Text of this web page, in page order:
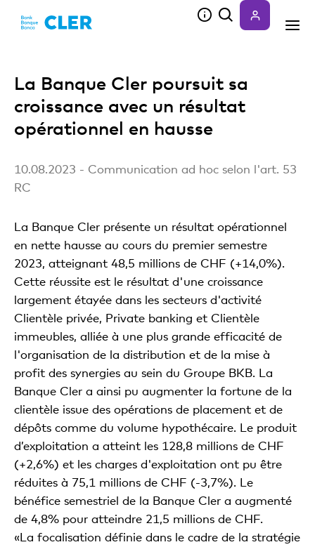
La Banque Cler poursuit sa
croissance avec un résultat
opérationnel en hausse
10.08.2023 - Communication ad hoc selon l'art. 53
RC
La Banque Cler présente un résultat opérationnel
en nette hausse au cours du premier semestre
2023, atteignant 48,5 millions de CHF (+14,0%).
Cette réussite est le résultat d'une croissance
largement étayée dans les secteurs d'activité
Clientèle privée, Private banking et Clientèle
immeubles, alliée à une plus grande efficacité de
l'organisation de la distribution et de la mise à
profit des synergies au sein du Groupe BKB. La
Banque Cler a ainsi pu augmenter la fortune de la
clientèle issue des opérations de placement et de
dépôts comme du volume hypothécaire. Le produit
d’exploitation a atteint les 128,8 millions de CHF
(+2,6%) et les charges d'exploitation ont pu être
réduites à 75,1 millions de CHF (-3,7%). Le
bénéfice semestriel de la Banque Cler a augmenté
de 4,8% pour atteindre 21,5 millions de CHF.
«La focalisation définie dans le cadre de la stratégie